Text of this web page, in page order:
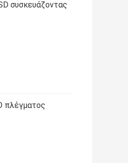
συσκευάζοντας
πλέγματος